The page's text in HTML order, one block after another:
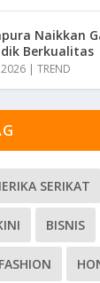
Naikkan
Berkualitas
|TREND
SERIKAT
BISNIS
FASHION